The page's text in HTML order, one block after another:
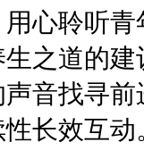
心聆听
之道的
音找寻
长效互动